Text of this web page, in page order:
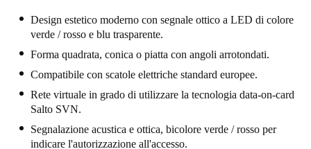
DeutschFrançaisItaliano
United Kingdom
English
Ireland
Design estetico moderno con segnale ottico a LED di colore
verde / rosso e blu trasparente.
Forma quadrata, conica o piatta con angoli arrotondati.
Compatibile con scatole elettriche standard europee.
Rete virtuale in grado di utilizzare la tecnologia data-on-card
Salto SVN.
Segnalazione acustica e ottica, bicolore verde / rosso per
indicare l'autorizzazione all'accesso.